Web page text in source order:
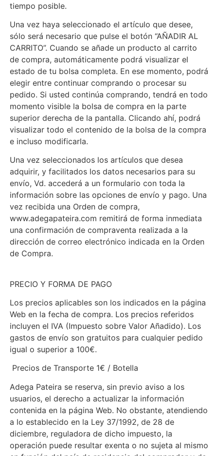
tiempo posible.
Una vez haya seleccionado el artículo que desee,
sólo será necesario que pulse el botón “AÑADIR AL
CARRITO”. Cuando se añade un producto al carrito
de compra, automáticamente podrá visualizar el
estado de tu bolsa completa. En ese momento, podrá
elegir entre continuar comprando o procesar su
pedido. Si usted continúa comprando, tendrá en todo
momento visible la bolsa de compra en la parte
superior derecha de la pantalla. Clicando ahí, podrá
visualizar todo el contenido de la bolsa de la compra
e incluso modificarla.
Una vez seleccionados los artículos que desea
adquirir, y facilitados los datos necesarios para su
envío, Vd. accederá a un formulario con toda la
información sobre las opciones de envío y pago. Una
vez recibida una Orden de compra,
www.adegapateira.com remitirá de forma inmediata
una confirmación de compraventa realizada a la
dirección de correo electrónico indicada en la Orden
de Compra.
PRECIO Y FORMA DE PAGO
Los precios aplicables son los indicados en la página
Web en la fecha de compra. Los precios referidos
incluyen el IVA (Impuesto sobre Valor Añadido). Los
gastos de envío son gratuitos para cualquier pedido
igual o superior a 100€.
Precios de Transporte 1€ / Botella
Adega Pateira se reserva, sin previo aviso a los
usuarios, el derecho a actualizar la información
contenida en la página Web. No obstante, atendiendo
a lo establecido en la Ley 37/1992, de 28 de
diciembre, reguladora de dicho impuesto, la
operación puede resultar exenta o no sujeta al mismo